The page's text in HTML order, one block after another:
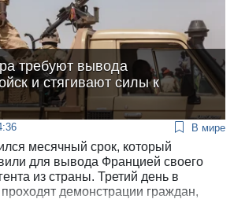
требуют вывода
и стягивают силы к
В мире
месячный срок, который
для вывода Францией своего
из страны. Третий день в
демонстрации граждан,